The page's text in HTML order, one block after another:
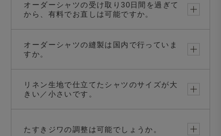
オーダーシャツの受け取り30日間を過ぎて
から、有料でお直しは可能ですか。
オーダーシャツの縫製は国内で行っていま
すか。
リネン生地で仕立てたシャツのサイズが大
きい／小さいです。
たすきジワの調整は可能でしょうか。